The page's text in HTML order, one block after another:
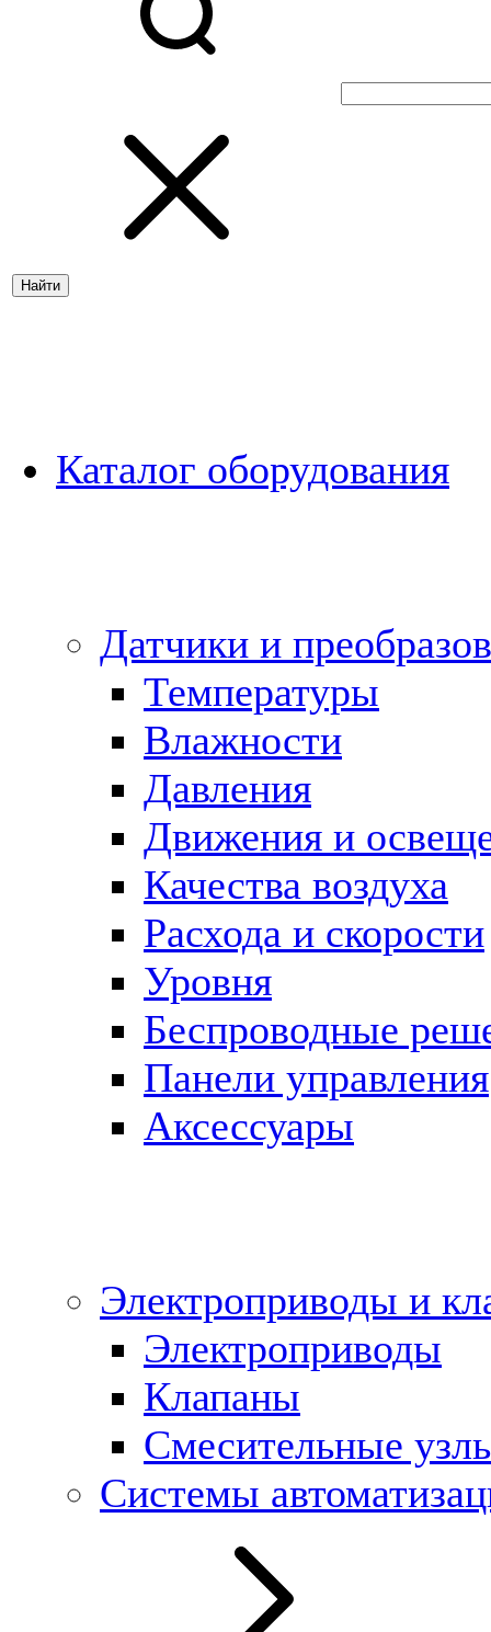
Каталог оборудования
Датчики и
Температуры
Влажности
Давления
Движения и
Качества воздуха
Расхода и скорости
Уровня
Беспроводные
Панели управления
Аксессуары
Электроприводы и
Электроприводы
Клапаны
Cмесительные
Системы